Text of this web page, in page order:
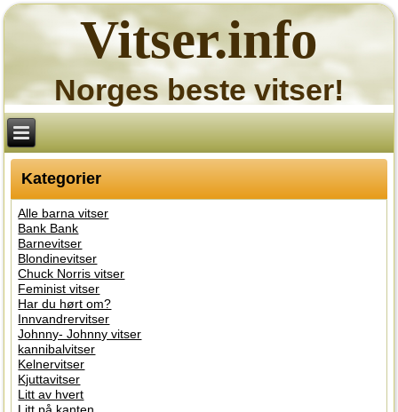
Vitser.info
Norges beste vitser!
Kategorier
Alle barna vitser
Bank Bank
Barnevitser
Blondinevitser
Chuck Norris vitser
Feminist vitser
Har du hørt om?
Innvandrervitser
Johnny- Johnny vitser
kannibalvitser
Kelnervitser
Kjuttavitser
Litt av hvert
Litt på kanten